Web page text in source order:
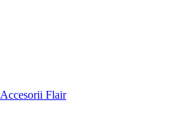
Accesorii Flair